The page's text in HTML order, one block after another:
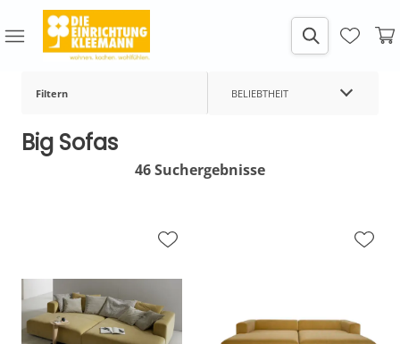
Filtern BELIEBTHEIT
Big Sofas
46 Suchergebnisse